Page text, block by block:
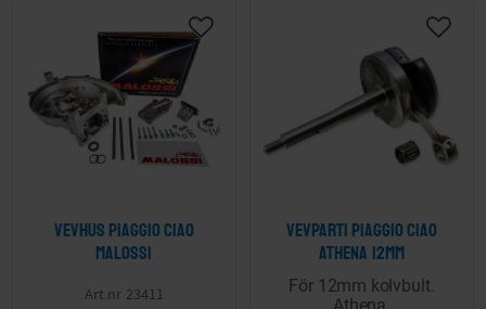
Vevhus Piaggio Ciao
Malossi
23411
Lägg till i önskelista
Vevparti Piaggio Ciao
Athena 12mm
För 12mm kolvbult.
Lägg